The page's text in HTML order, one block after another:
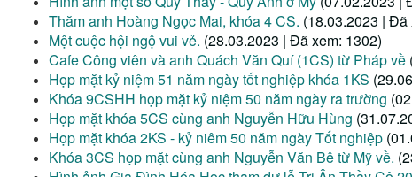
Thăm anh Hoàng Ngọc Mai, khóa 4 CS. (18.03.2023 | Đã
Một cuộc hội ngộ vui vẻ. (28.03.2023 | Đã xem: 1302)
Cafe Công viên và anh Quách Văn Quí (1CS) từ Pháp về
Họp mặt kỷ niệm 51 năm ngày tốt nghiệp khóa 1KS
Khóa 9CSHH họp mặt kỷ niệm 50 năm ngày ra trường
Họp mặt khóa 5CS cùng anh Nguyễn Hữu Hùng
Họp mặt khóa 2KS - kỷ niêm 50 năm ngày Tốt nghiệp
Khóa 3CS họp mặt cùng anh Nguyễn Văn Bê từ Mỹ về.